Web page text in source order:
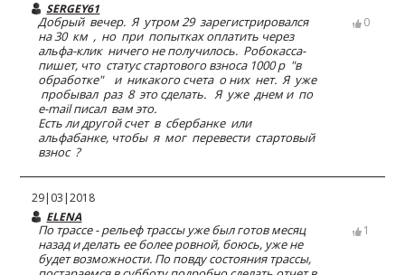
SERGEY61
Добрый вечер. Я утром 29 зарегистрировался
на 30 км , но при попытках оплатить через
альфа-клик ничего не получилось. Робокасса-
пишет, что статус стартового взноса 1000 р "в
обработке" и никакого счета о них нет. Я уже
пробывал раз 8 это сделать. Я уже днем и по
e-mail писал вам это.
Есть ли другой счет в сбербанке или
альфабанке, чтобы я мог перевести стартовый
взнос ?
0
29|03|2018
ELENA
По трассе - рельеф трассы уже был готов месяц
назад и делать ее более ровной, боюсь, уже не
будет возможности. По повду состояния трассы,
1